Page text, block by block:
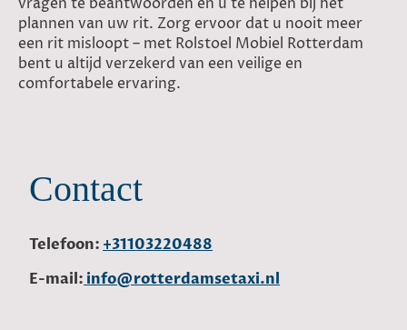
plannen van uw rit. Zorg ervoor dat u nooit meer
een rit misloopt – met Rolstoel Mobiel Rotterdam
bent u altijd verzekerd van een veilige en
comfortabele ervaring.
Contact
Telefoon: +31103220488
E-mail: info@rotterdamsetaxi.nl